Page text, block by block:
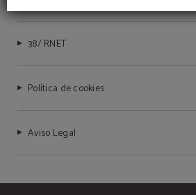
38/ RNET
Política de cookies
Aviso Legal